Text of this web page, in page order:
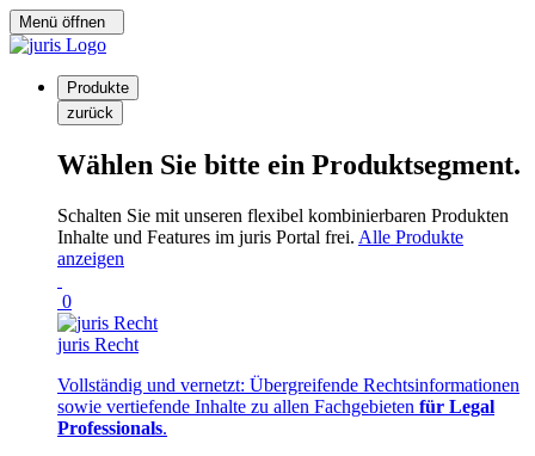
Menü öffnen
Produkte
zurück
Wählen Sie bitte ein Produktsegment.
Schalten Sie mit unseren flexibel kombinierbaren Produkten
Inhalte und Features im juris Portal frei. Alle Produkte
anzeigen
0
juris Recht
Vollständig und vernetzt: Übergreifende Rechtsinformationen
sowie vertiefende Inhalte zu allen Fachgebieten für Legal
Professionals.